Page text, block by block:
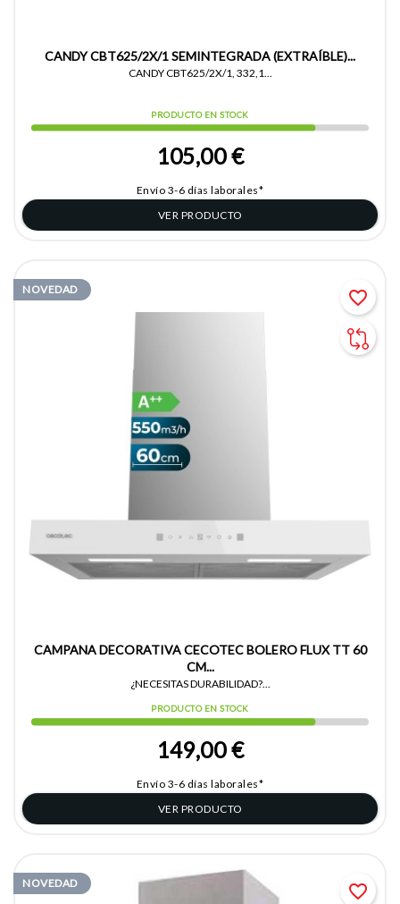
CANDY CBT625/2X/1 SEMINTEGRADA (EXTRAÍBLE)...
CANDY CBT625/2X/1, 332,1...
PRODUCTO EN STOCK
105,00 €
Envío 3-6 días laborales*
VER PRODUCTO
CAMPANA DECORATIVA CECOTEC BOLERO FLUX TT 60
CM...
¿NECESITAS DURABILIDAD?...
PRODUCTO EN STOCK
149,00 €
Envío 3-6 días laborales*
VER PRODUCTO
NOVEDAD favorite_border
NOVEDAD favorite_border